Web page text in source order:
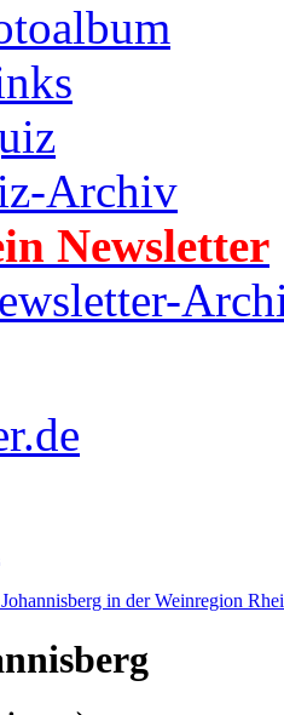
Archiv
Newsletter
in der Weinregion